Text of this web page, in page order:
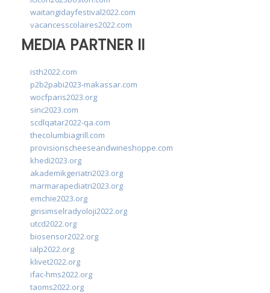
waitangidayfestival2022.com
vacancesscolaires2022.com
MEDIA PARTNER II
isth2022.com
p2b2pabi2023-makassar.com
wocfparis2023.org
sinc2023.com
scdlqatar2022-qa.com
thecolumbiagrill.com
provisionscheeseandwineshoppe.com
khedi2023.org
akademikgeriatri2023.org
marmarapediatri2023.org
emchie2023.org
girisimselradyoloji2022.org
utcd2022.org
biosensor2022.org
ialp2022.org
klivet2022.org
ifac-hms2022.org
taoms2022.org